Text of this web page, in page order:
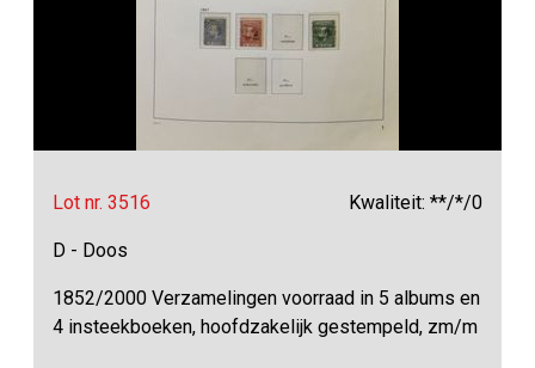
Lot nr. 3516 Kwaliteit: **/*/0
D - Doos
1852/2000 Verzamelingen voorraad in 5 albums en
4 insteekboeken, hoofdzakelijk gestempeld, zm/m